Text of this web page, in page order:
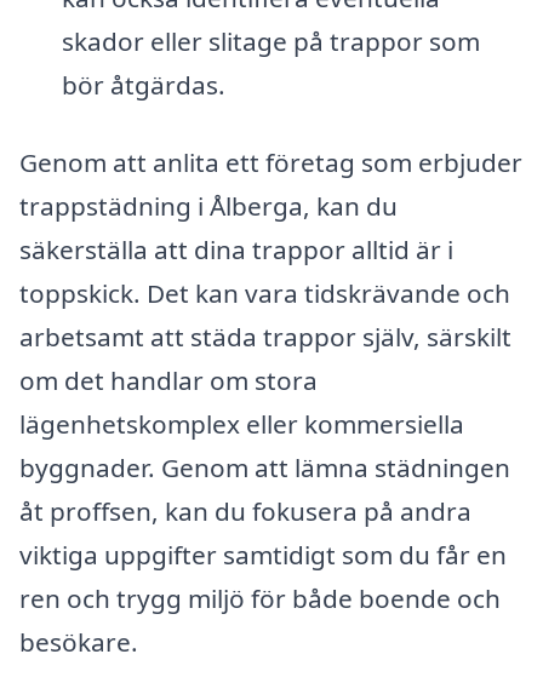
skador eller slitage på trappor som
bör åtgärdas.
Genom att anlita ett företag som erbjuder
trappstädning i Ålberga, kan du
säkerställa att dina trappor alltid är i
toppskick. Det kan vara tidskrävande och
arbetsamt att städa trappor själv, särskilt
om det handlar om stora
lägenhetskomplex eller kommersiella
byggnader. Genom att lämna städningen
åt proffsen, kan du fokusera på andra
viktiga uppgifter samtidigt som du får en
ren och trygg miljö för både boende och
besökare.